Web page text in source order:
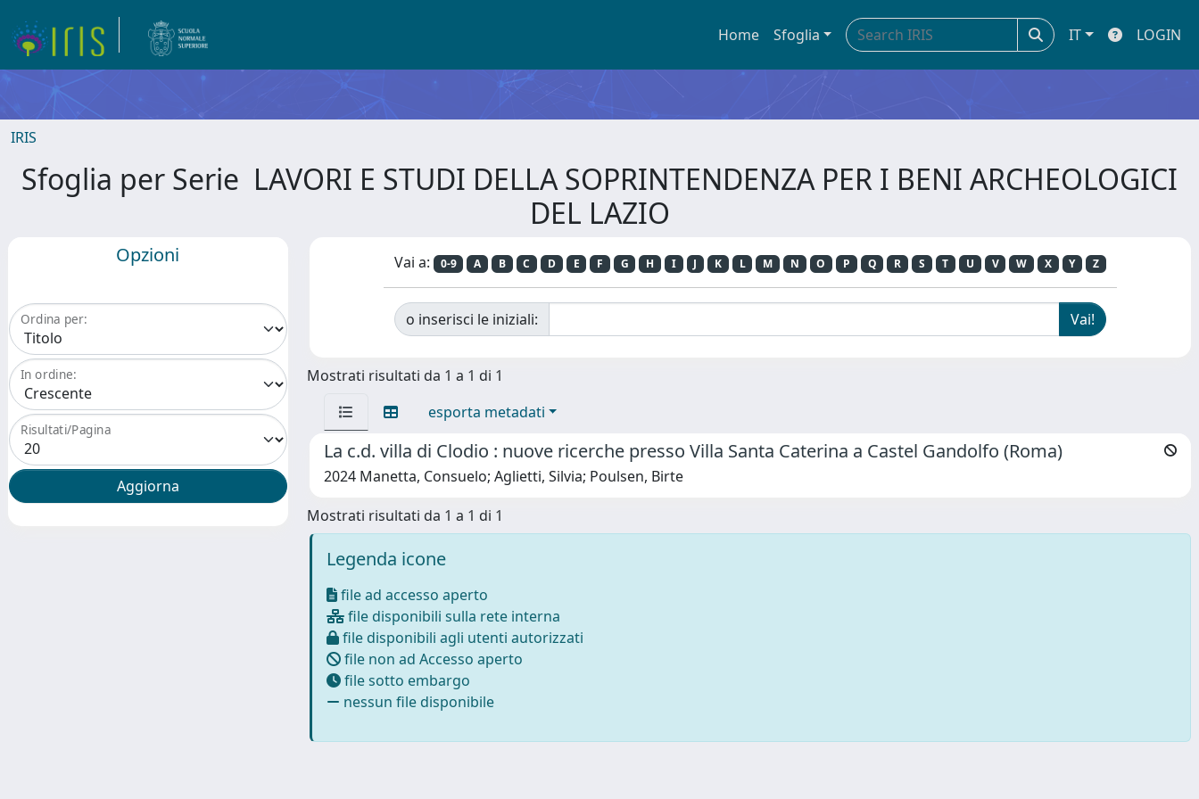
Home Sfoglia IT LOGIN
IRIS
Sfoglia per Serie LAVORI E STUDI DELLA SOPRINTENDENZA PER I BENI ARCHEOLOGICI
DEL LAZIO
Opzioni
Ordina per:
In ordine:
Risultati/Pagina
Vai a: 0-9 A B C D E F G H I J K L M N O P Q R S T U V W X Y Z
o inserisci le iniziali:
Mostrati risultati da 1 a 1 di 1
esporta metadati
La c.d. villa di Clodio : nuove ricerche presso Villa Santa Caterina a Castel Gandolfo (Roma)
2024 Manetta, Consuelo; Aglietti, Silvia; Poulsen, Birte
Mostrati risultati da 1 a 1 di 1
Legenda icone
file ad accesso aperto
file disponibili sulla rete interna
file disponibili agli utenti autorizzati
file non ad Accesso aperto
file sotto embargo
nessun file disponibile